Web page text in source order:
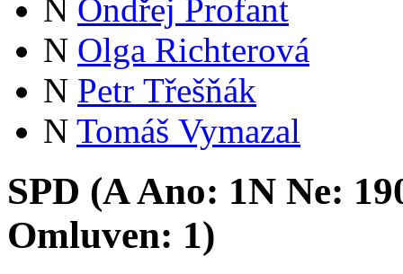
N Ondřej Profant
N Olga Richterová
N Petr Třešňák
N Tomáš Vymazal
SPD (AAno: 1N Ne: 19
Omluven: 1)